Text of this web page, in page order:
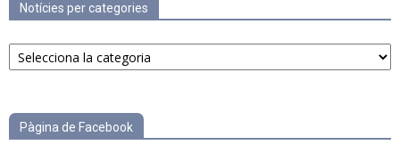
Notícies per categories
Notícies
per
Pàgina de Facebook